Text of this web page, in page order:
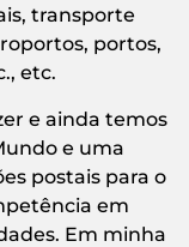
transporte
portos,
etc.
e ainda temos
e uma
postais para o
em
Em minha